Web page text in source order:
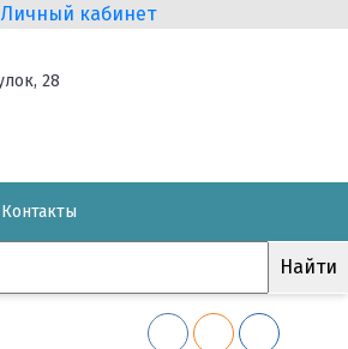
Личный кабинет
28
Контакты